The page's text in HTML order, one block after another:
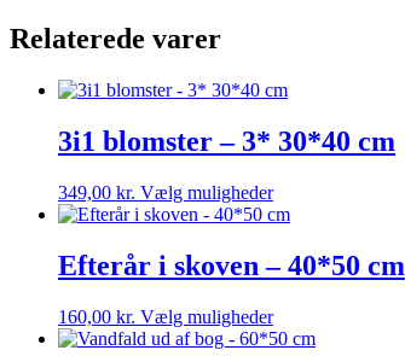
Relaterede varer
3i1 blomster – 3* 30*40 cm
349,00 kr. Vælg mulighederDette
vare
flere
varianter.
kan
vælges
Efterår i skoven – 40*50 cm
160,00 kr. Vælg mulighederDette
vare